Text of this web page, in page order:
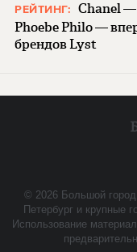
РЕЙТИНГ: Chanel —
Phoebe Philo —
брендов Lyst
© 2026 Большой
Петербург и крупные
Использование